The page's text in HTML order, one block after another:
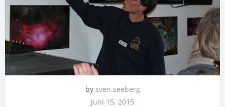
by sven.seeberg
Juni 15, 2015